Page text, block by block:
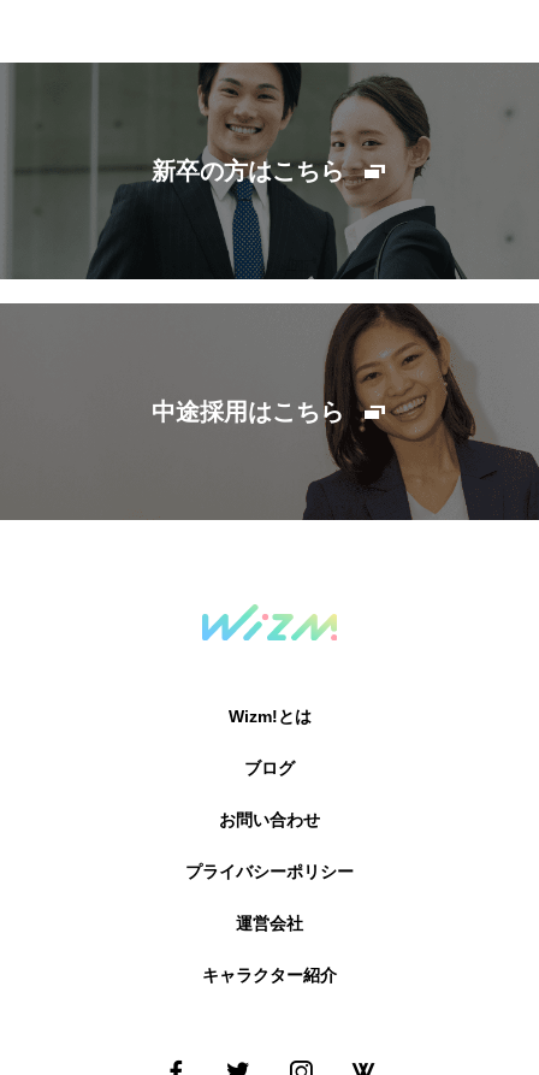
新卒の方はこちら
中途採用はこちら
Wizm!とは
ブログ
お問い合わせ
プライバシーポリシー
運営会社
キャラクター紹介